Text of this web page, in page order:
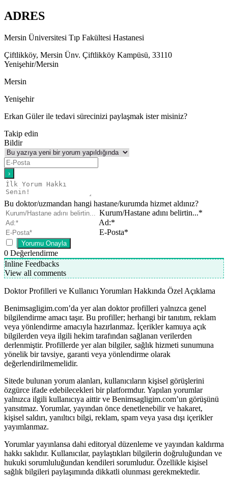
ADRES
Mersin Üniversitesi Tıp Fakültesi Hastanesi
Çiftlikköy, Mersin Ünv. Çiftlikköy Kampüsü, 33110
Yenişehir/Mersin
Mersin
Yenişehir
Erkan Güler ile tedavi sürecinizi paylaşmak ister misiniz?
Takip edin
Bildir
Bu doktor/uzmandan hangi hastane/kurumda hizmet aldınız?
Kurum/Hastane adını belirtin...*
Ad:*
E-Posta*
0 Değerlendirme
Inline Feedbacks
View all comments
Doktor Profilleri ve Kullanıcı Yorumları Hakkında Özel Açıklama
Benimsagligim.com’da yer alan doktor profilleri yalnızca genel
bilgilendirme amacı taşır. Bu profiller; herhangi bir tanıtım, reklam
veya yönlendirme amacıyla hazırlanmaz. İçerikler kamuya açık
bilgilerden veya ilgili hekim tarafından sağlanan verilerden
derlenmiştir. Profillerde yer alan bilgiler, sağlık hizmeti sunumuna
yönelik bir tavsiye, garanti veya yönlendirme olarak
değerlendirilmemelidir.
Sitede bulunan yorum alanları, kullanıcıların kişisel görüşlerini
özgürce ifade edebilecekleri bir platformdur. Yapılan yorumlar
yalnızca ilgili kullanıcıya aittir ve Benimsagligim.com’un görüşünü
yansıtmaz. Yorumlar, yayından önce denetlenebilir ve hakaret,
kişisel saldırı, yanıltıcı bilgi, reklam, spam veya yasa dışı içerikler
yayımlanmaz.
Yorumlar yayınlansa dahi editoryal düzenleme ve yayından kaldırma
hakkı saklıdır. Kullanıcılar, paylaştıkları bilgilerin doğruluğundan ve
hukuki sorumluluğundan kendileri sorumludur. Özellikle kişisel
sağlık bilgileri paylaşımında dikkatli olunması gerekmektedir.